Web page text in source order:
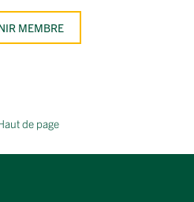
MEMBRE
de page